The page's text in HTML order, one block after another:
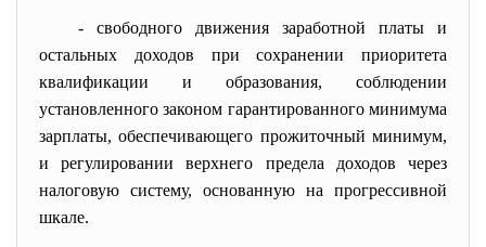
- свободного движения заработной платы и
остальных доходов при сохранении приоритета
квалификации и образования, соблюдении
установленного законом гарантированного минимума
зарплаты, обеспечивающего прожиточный минимум,
и регулировании верхнего предела доходов через
налоговую систему, основанную на прогрессивной
шкале.